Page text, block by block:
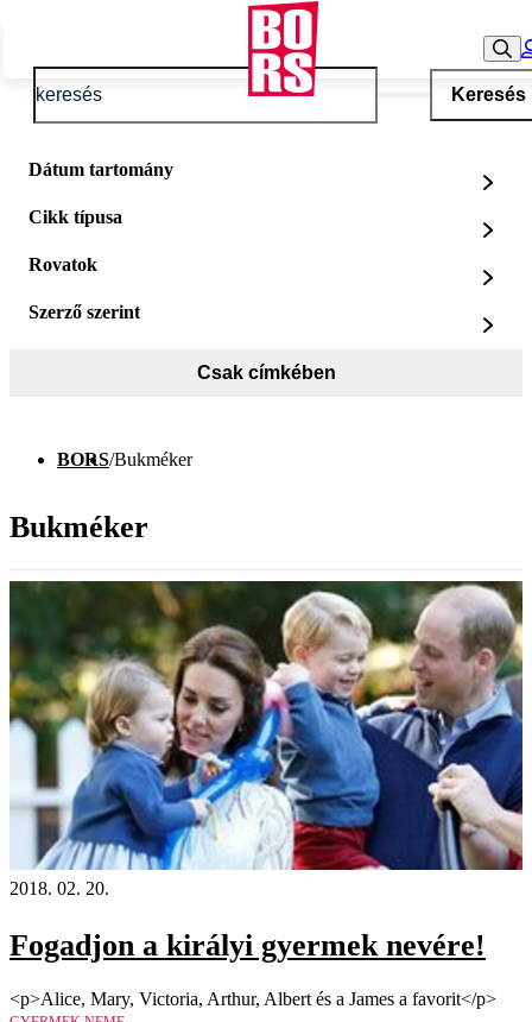
Keresés
Dátum tartomány
Cikk típusa
Rovatok
Szerző szerint
Csak címkében
BORS/Bukméker
Bukméker
2018. 02. 20.
Fogadjon a királyi gyermek nevére!
<p>Alice, Mary, Victoria, Arthur, Albert és a James a favorit</p>